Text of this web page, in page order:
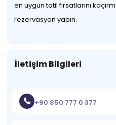
en uygun tatil fırsatlarını
rezervasyon yapın.
İletişim Bilgileri
+90 850 777 0 377